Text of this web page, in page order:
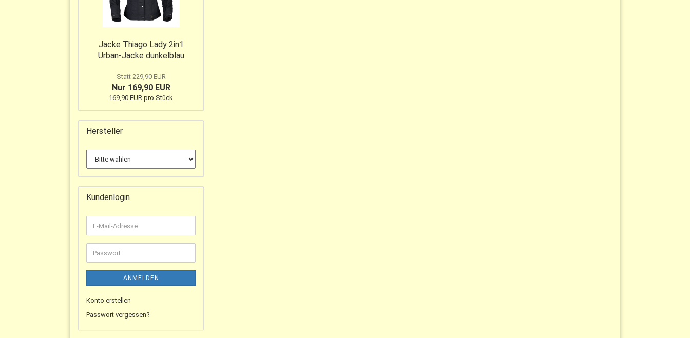
Jacke Thiago Lady 2in1
Urban-Jacke dunkelblau
Statt 229,90 EUR
Nur 169,90 EUR
169,90 EUR pro Stück
Hersteller
Kundenlogin
ANMELDEN
Konto erstellen
Passwort vergessen?